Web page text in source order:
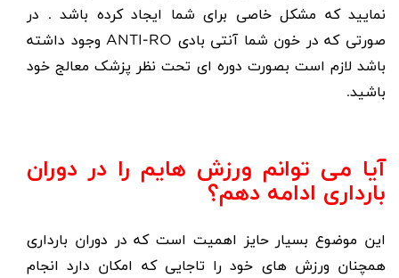
نمایید که مشکل خاصی برای شما ایجاد کرده باشد . در
صورتی که در خون شما آنتی بادی ANTI‪-‬RO وجود داشته
باشد لازم است بصورت دوره ای تحت نظر پزشک معالج خود
باشید.
آیا می توانم ورزش هایم را در دوران
بارداری ادامه دهم؟
این موضوع بسیار حایز اهمیت است که در دوران بارداری
همچنان ورزش های خود را تاجایی که امکان دارد انجام